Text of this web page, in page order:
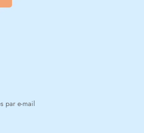
par e-mail